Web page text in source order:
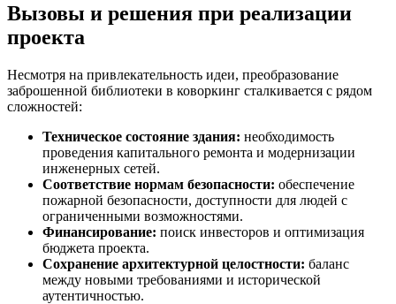
Вызовы и решения при реализации
проекта
Несмотря на привлекательность идеи, преобразование
заброшенной библиотеки в коворкинг сталкивается с рядом
сложностей:
Техническое состояние здания: необходимость
проведения капитального ремонта и модернизации
инженерных сетей.
Соответствие нормам безопасности: обеспечение
пожарной безопасности, доступности для людей с
ограниченными возможностями.
Финансирование: поиск инвесторов и оптимизация
бюджета проекта.
Сохранение архитектурной целостности: баланс
между новыми требованиями и исторической
аутентичностью.